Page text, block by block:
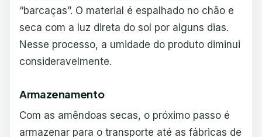
“barcaças”. O material é espalhado no chão e
seca com a luz direta do sol por alguns dias.
Nesse processo, a umidade do produto diminui
consideravelmente.
Armazenamento
Com as amêndoas secas, o próximo passo é
armazenar para o transporte até as fábricas de